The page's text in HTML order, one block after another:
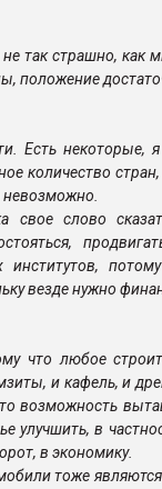
так страшно, как
положение
Есть некоторые,
количество
невозможно.
свое слово
везде нужно
что любое
и кафель, и
возможность
улучшить, в
в экономику.
тоже